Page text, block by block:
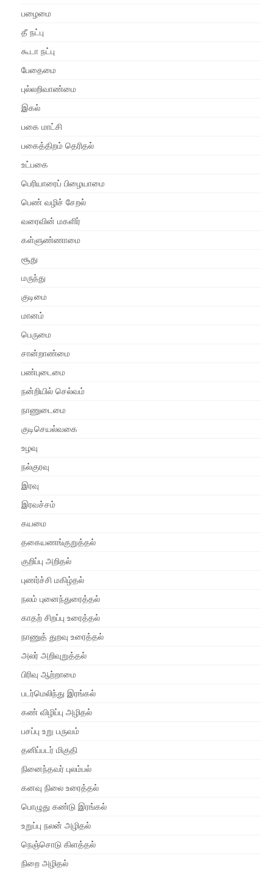
பழைமை
தீ நட்பு
கூடா நட்பு
பேதைமை
புல்லறிவாண்மை
இகல்
பகை மாட்சி
பகைத்திறம் தெரிதல்
உட்பகை
பெரியாரைப் பிழையாமை
பெண் வழிச் சேறல்
வரைவின் மகளிர்
கள்ளுண்ணாமை
சூது
மருந்து
குடிமை
மானம்
பெருமை
சான்றாண்மை
பண்புடைமை
நன்றியில் செல்வம்
நாணுடைமை
குடிசெயல்வகை
உழவு
நல்குரவு
இரவு
இரவச்சம்
கயமை
தகையணங்குறுத்தல்
குறிப்பு அறிதல்
புணர்ச்சி மகிழ்தல்
நலம் புனைந்துரைத்தல்
காதற் சிறப்பு உரைத்தல்
நாணுத் துறவு உரைத்தல்
அலர் அறிவுறுத்தல்
பிரிவு ஆற்றாமை
படர்மெலிந்து இரங்கல்
கண் விழிப்பு அழிதல்
பசப்பு உறு பருவம்
தனிப்படர் மிகுதி
நினைந்தவர் புலம்பல்
கனவு நிலை உரைத்தல்
பொழுது கண்டு இரங்கல்
உறுப்பு நலன் அழிதல்
நெஞ்சொடு கிளத்தல்
நிறை அழிதல்